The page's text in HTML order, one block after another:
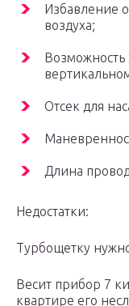
Избавление
воздуха;
Возможность
Отсек для
Длина
Недостатки:
Турбощетку
Весит прибор 7
квартире его